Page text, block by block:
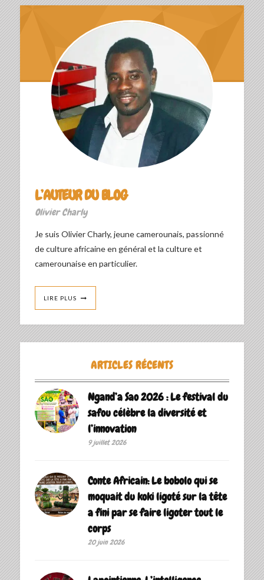
L’AUTEUR DU BLOG
Olivier Charly
Je suis Olivier Charly, jeune camerounais, passionné
de culture africaine en général et la culture et
camerounaise en particulier.
LIRE PLUS
ARTICLES RÉCENTS
Ngand’a Sao 2026 : Le festival du
safou célèbre la diversité et
l’innovation
9 juillet 2026
Conte Africain: Le bobolo qui se
moquait du koki ligoté sur la tête
a fini par se faire ligoter tout le
corps
20 juin 2026